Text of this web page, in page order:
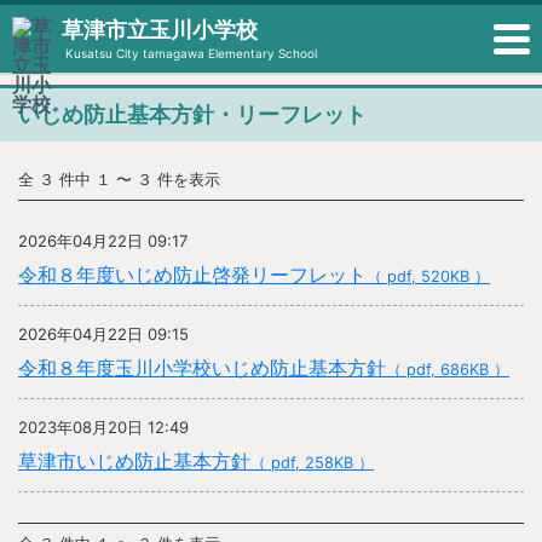
草津市立玉川小学校
Kusatsu City tamagawa Elementary School
いじめ防止基本方針・リーフレット
全 ３ 件中 １ 〜 ３ 件を表示
2026年04月22日 09:17
令和８年度いじめ防止啓発リーフレット （ pdf, 520KB ）
2026年04月22日 09:15
令和８年度玉川小学校いじめ防止基本方針 （ pdf, 686KB ）
2023年08月20日 12:49
草津市いじめ防止基本方針 （ pdf, 258KB ）